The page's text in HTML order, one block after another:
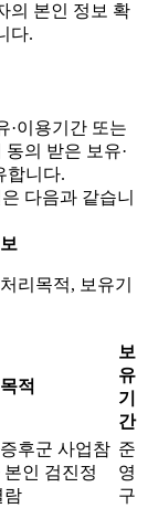
의 본인 정보 확
다.
이용기간 또는
의 받은 보유·
합니다.
다음과 같습니
리목적, 보유기
적
보
유
기
간
후군 사업참
본인 검진정
람
준
영
구